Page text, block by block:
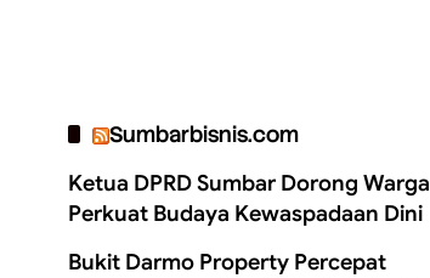
Sumbarbisnis.com
Ketua DPRD Sumbar Dorong Warga
Perkuat Budaya Kewaspadaan Dini
Bukit Darmo Property Percepat